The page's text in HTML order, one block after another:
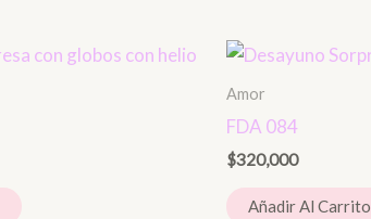
Amor
FDA 084
$320,000
Añadir Al Carrito